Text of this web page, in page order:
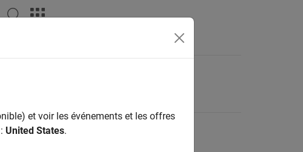
et voir les événements et les offres
United States.